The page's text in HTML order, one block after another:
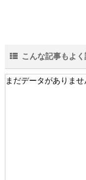
こんな記事もよ
まだデータがありませ